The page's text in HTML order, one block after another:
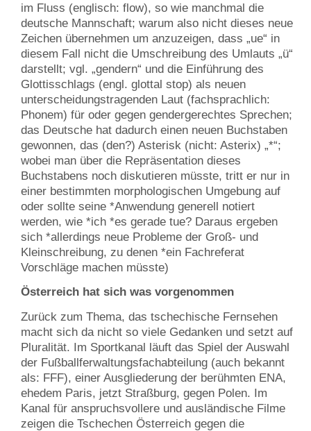
im Fluss (englisch: flow), so wie manchmal die
deutsche Mannschaft; warum also nicht dieses neue
Zeichen übernehmen um anzuzeigen, dass „ue“ in
diesem Fall nicht die Umschreibung des Umlauts „ü“
darstellt; vgl. „gendern“ und die Einführung des
Glottisschlags (engl. glottal stop) als neuen
unterscheidungstragenden Laut (fachsprachlich:
Phonem) für oder gegen gendergerechtes Sprechen;
das Deutsche hat dadurch einen neuen Buchstaben
gewonnen, das (den?) Asterisk (nicht: Asterix) „*“;
wobei man über die Repräsentation dieses
Buchstabens noch diskutieren müsste, tritt er nur in
einer bestimmten morphologischen Umgebung auf
oder sollte seine *Anwendung generell notiert
werden, wie *ich *es gerade tue? Daraus ergeben
sich *allerdings neue Probleme der Groß- und
Kleinschreibung, zu denen *ein Fachreferat
Vorschläge machen müsste)
Österreich hat sich was vorgenommen
Zurück zum Thema, das tschechische Fernsehen
macht sich da nicht so viele Gedanken und setzt auf
Pluralität. Im Sportkanal läuft das Spiel der Auswahl
der Fußballferwaltungsfachabteilung (auch bekannt
als: FFF), einer Ausgliederung der berühmten ENA,
ehedem Paris, jetzt Straßburg, gegen Polen. Im
Kanal für anspruchsvollere und ausländische Filme
zeigen die Tschechen Österreich gegen die